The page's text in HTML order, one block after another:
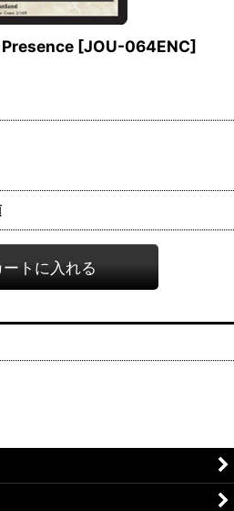
[JOU-064ENC]
ートに入れる